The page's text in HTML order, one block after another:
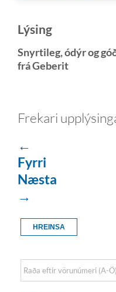
Lýsing
Snyrtileg, ódýr og
frá Geberit
Frekari
←
Fyrri
Næsta
→
HREINSA
Sort Products